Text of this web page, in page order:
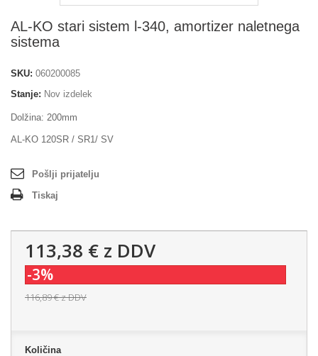
AL-KO stari sistem l-340, amortizer naletnega
sistema
SKU: 060200085
Stanje: Nov izdelek
Dolžina: 200mm
AL-KO 120SR / SR1/ SV
Pošlji prijatelju
Tiskaj
113,38 € z DDV
-3%
116,89 €z DDV
Količina